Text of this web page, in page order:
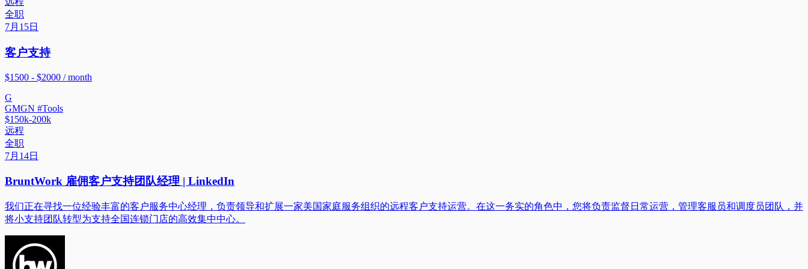
全职
7月15日
客户支持
$1500 - $2000 / month
G
GMGN #Tools
$150k-200k
远程
全职
7月14日
BruntWork 雇佣客户支持团队经理 | LinkedIn
我们正在寻找一位经验丰富的客户服务中心经理，负责领导和扩展一家美国家庭服务组织的远程客户支持运营。在这一务实的角色中，您将负责监督日常运营，管理客服员和调度员团队，并
将小支持团队转型为支持全国连锁门店的高效集中中心。